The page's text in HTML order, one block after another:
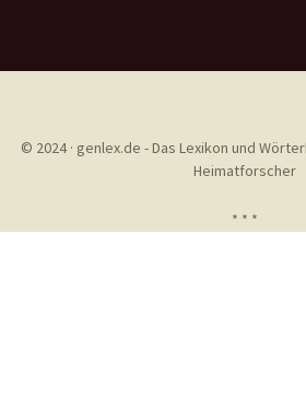
© 2024 · genlex.de - Das Lexikon und
Heimatforscher
* * *